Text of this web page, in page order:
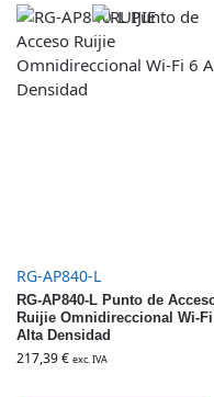
RG-AP840-L
RG-AP840-L Punto de
Ruijie Omnidireccional Wi-
Alta Densidad
217,39€ exc. IVA